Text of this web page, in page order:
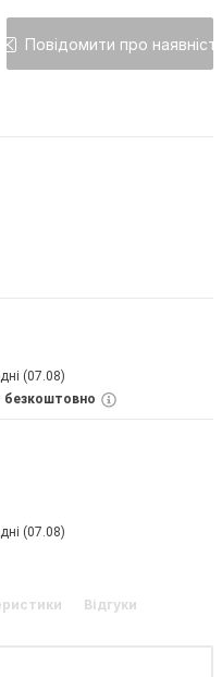
Повідомити про
(07.08)
безкоштовно
(07.08)
Відгуки